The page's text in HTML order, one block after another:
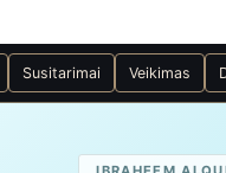
Susitarimai Veikimas